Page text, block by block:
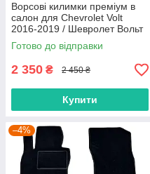
Ворсові килимки преміум в
салон для Chevrolet Volt
2016-2019 / Шевролет Вольт
килимки
Готово до відправки
2 350 ₴ 2 450 ₴
Купити
–4%